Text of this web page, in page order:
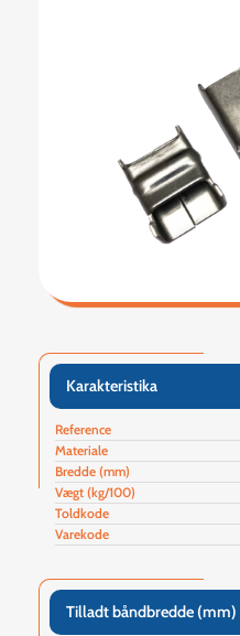
Karakteristika
Reference
Materiale
Bredde (mm)
Vægt (kg/100)
Toldkode
Varekode
Tilladt båndbredde (mm)